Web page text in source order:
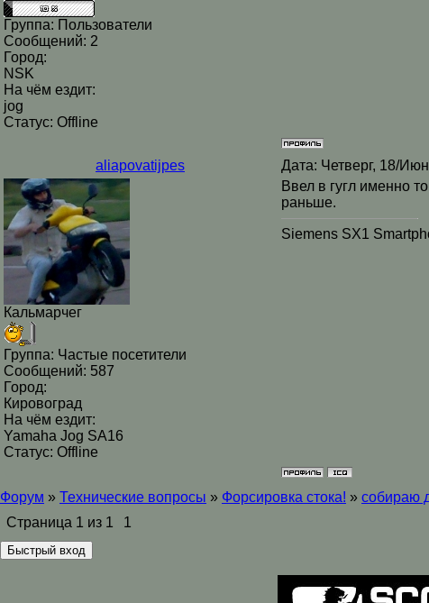
Группа: Пользователи
Сообщений: 2
Город:
NSK
На чём ездит:
jog
Статус: Offline
aliapovatijpes Дата: Четверг, 18/
Кальмарчег
Группа: Частые посетители
Сообщений: 587
Город:
Кировоград
На чём ездит:
Yamaha Jog SA16
Статус: Offline
Ввел в гугл именно
раньше.
Siemens SX1
Форум » Технические вопросы » Форсировка стока! » собираю
Страница 1 из 1
1